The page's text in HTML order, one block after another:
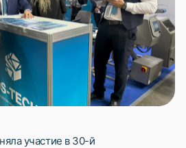
участие в 30-й